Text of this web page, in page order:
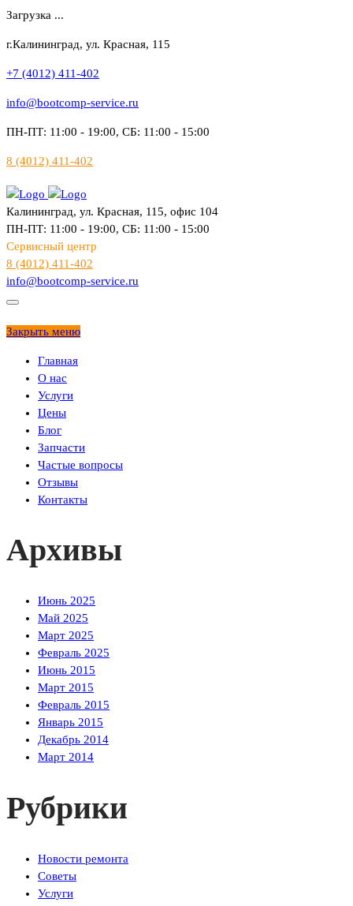
Загрузка ...
г.Калининград, ул. Красная, 115
+7 (4012) 411-402
info@bootcomp-service.ru
ПН-ПТ: 11:00 - 19:00, СБ: 11:00 - 15:00
8 (4012) 411-402
Калининград, ул. Красная, 115, офис 104
ПН-ПТ: 11:00 - 19:00, СБ: 11:00 - 15:00
Сервисный центр
8 (4012) 411-402
info@bootcomp-service.ru
Закрыть меню
Главная
О нас
Услуги
Цены
Блог
Запчасти
Частые вопросы
Отзывы
Контакты
Архивы
Июнь 2025
Май 2025
Март 2025
Февраль 2025
Июнь 2015
Март 2015
Февраль 2015
Январь 2015
Декабрь 2014
Март 2014
Рубрики
Новости ремонта
Советы
Услуги